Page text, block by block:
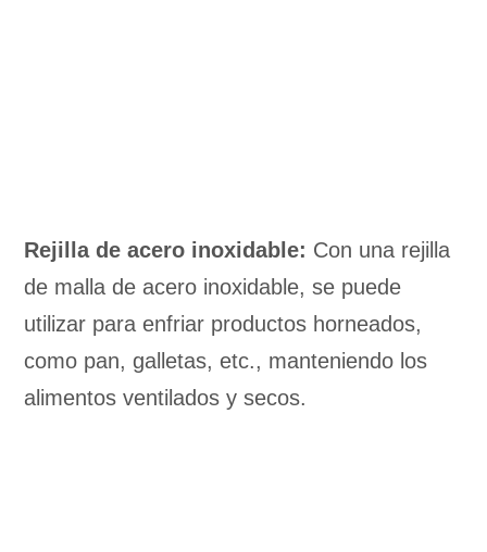
Rejilla de acero inoxidable: Con una rejilla
de malla de acero inoxidable, se puede
utilizar para enfriar productos horneados,
como pan, galletas, etc., manteniendo los
alimentos ventilados y secos.